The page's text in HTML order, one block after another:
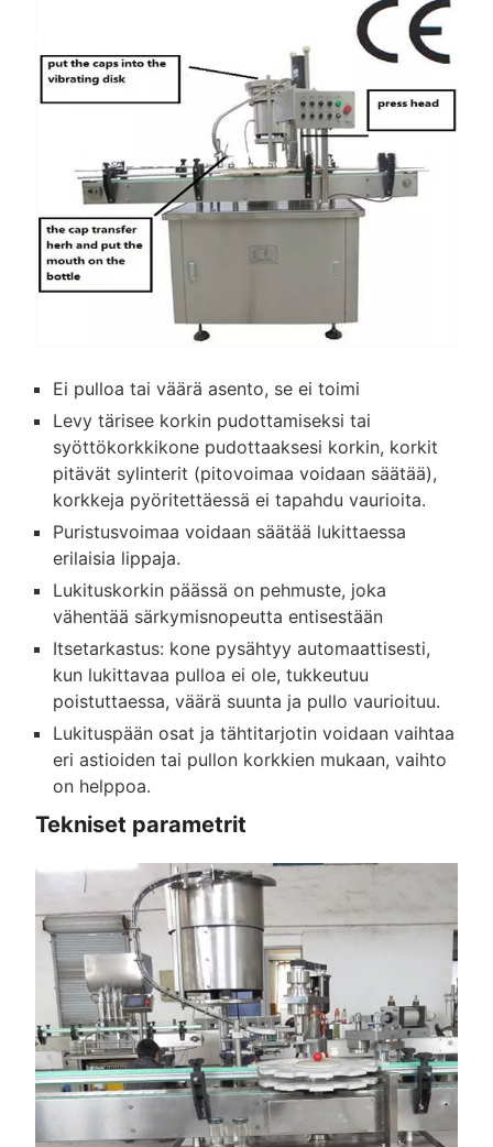
Ei pulloa tai väärä asento, se ei toimi
Levy tärisee korkin pudottamiseksi tai
syöttökorkkikone pudottaaksesi korkin, korkit
pitävät sylinterit (pitovoimaa voidaan säätää),
korkkeja pyöritettäessä ei tapahdu vaurioita.
Puristusvoimaa voidaan säätää lukittaessa
erilaisia lippaja.
Lukituskorkin päässä on pehmuste, joka
vähentää särkymisnopeutta entisestään
Itsetarkastus: kone pysähtyy automaattisesti,
kun lukittavaa pulloa ei ole, tukkeutuu
poistuttaessa, väärä suunta ja pullo vaurioituu.
Lukituspään osat ja tähtitarjotin voidaan vaihtaa
eri astioiden tai pullon korkkien mukaan, vaihto
on helppoa.
Tekniset parametrit